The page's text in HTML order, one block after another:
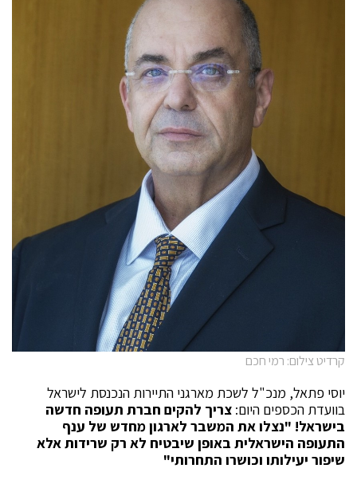
קרדיט צילום: רמי חכם
יוסי פתאל, מנכ"ל לשכת מארגני התיירות הנכנסת לישראל
בוועדת הכספים היום: צריך להקים חברת תעופה חדשה
בישראל! "נצלו את המשבר לארגון מחדש של ענף
התעופה הישראלית באופן שיבטיח לא רק שרידות אלא
שיפור יעילותו וכושרו התחרותי"